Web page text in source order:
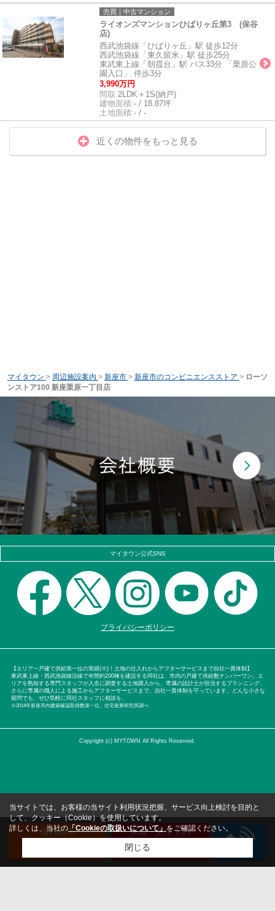
売買｜中古マンション
ライオンズマンションひばりヶ丘第3 (保谷
店)
西武池袋線「ひばりヶ丘」駅 徒歩12分
西武池袋線「東久留米」駅 徒歩25分
東武東上線「朝霞台」駅 バス33分 「栗原公
園入口」 停歩3分
3,990万円
間取:2LDK＋1S(納戸)
建物面積:- / 18.87坪
土地面積:- / -
近くの物件をもっと見る
マイタウン > 周辺施設案内 > 新座市 > 新座市のコンビニエンスストア > ローソ
ンストア100 新座栗原一丁目店
マイタウン公式SNS
プライバシーポリシー
【エリア一戸建て供給第一位の実績(※)！土地の仕入れからアフターサービスまで自社一貫体制】
東武東上線・西武池袋線沿線で年間約200棟を建設する同社は、市内の戸建て供給数ナンバーワン。エ
リアを熟知する専門スタッフが入念に調査する土地購入から、専属の設計士が担当するプランニング、
さらに専属の職人による施工からアフターサービスまで、自社一貫体制を守っています。どんな小さな
疑問でも、ぜひ気軽に同社スタッフに相談を。
※2014年新座市内建築確認取得数第一位。住宅産業研究所調べ
Copyright (c) MYTOWN All Rights Reserved.
資料請求
来店・見学予約
（無料）
当サイトでは、お客様の当サイト利用状況把握、サービス向上検討を目的と
して、クッキー（Cookie）を使用しています。
詳しくは、当社の「Cookieの取扱いについて」をご確認ください。
閉じる